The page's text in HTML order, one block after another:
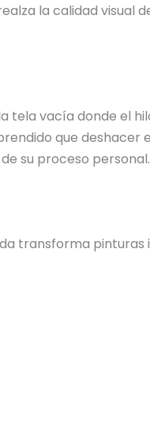
la calidad visual
vacía donde el
que
su proceso personal.
transforma pinturas